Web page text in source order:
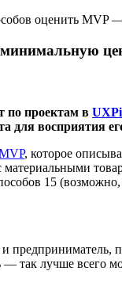
оценить MVP
по проектам в
для восприятия
, которое
материальными
15
предприниматель,
так лучше всего